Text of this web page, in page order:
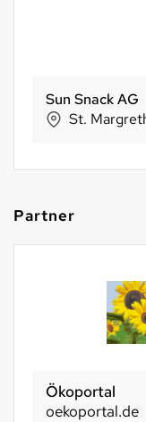
BIO SUISSE
Basel
Partner
Ökoportal
oekoportal.de